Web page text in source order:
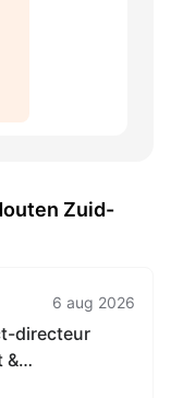
Zuid-
6 aug 2026
directeur
&